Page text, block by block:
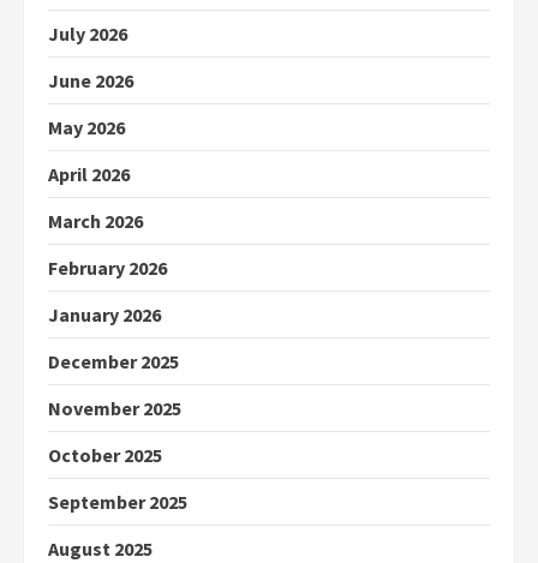
July 2026
June 2026
May 2026
April 2026
March 2026
February 2026
January 2026
December 2025
November 2025
October 2025
September 2025
August 2025